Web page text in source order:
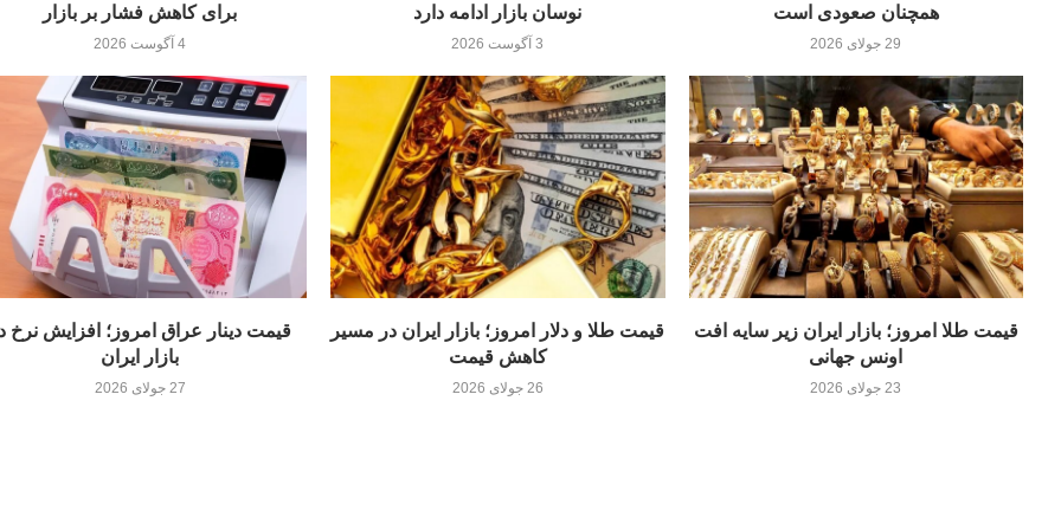
برای کاهش فشار بر بازار
4 آگوست 2026
نوسان بازار ادامه دارد
3 آگوست 2026
همچنان صعودی است
29 جولای 2026
قیمت دینار عراق امروز؛ افزایش نرخ
بازار ایران
27 جولای 2026
قیمت طلا و دلار امروز؛ بازار ایران در مسیر
کاهش قیمت
26 جولای 2026
قیمت طلا امروز؛ بازار ایران زیر سایه افت
اونس جهانی
23 جولای 2026